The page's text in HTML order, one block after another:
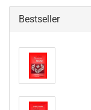
Bestseller